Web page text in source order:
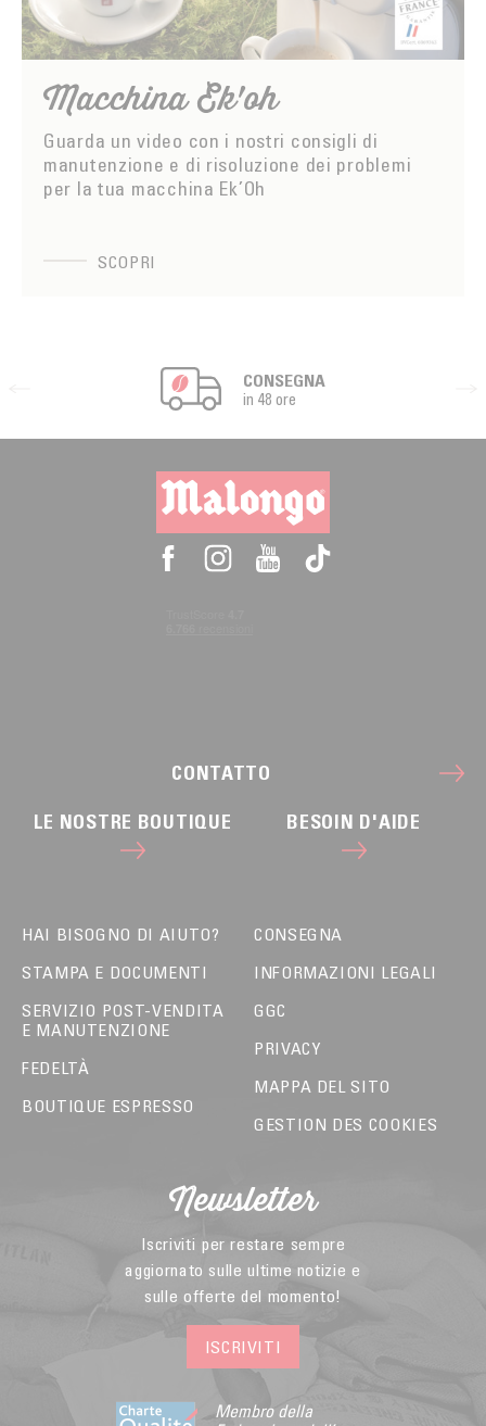
Macchina Ek'oh
Guarda un video con i nostri consigli di
manutenzione e di risoluzione dei problemi
per la tua macchina Ek’Oh
SCOPRI
CONSEGNA
in 48 ore
CONTATTO
LE NOSTRE BOUTIQUE BESOIN D'AIDE
HAI BISOGNO DI AIUTO?
STAMPA E DOCUMENTI
SERVIZIO POST-VENDITA
E MANUTENZIONE
FEDELTÀ
BOUTIQUE ESPRESSO
CONSEGNA
INFORMAZIONI LEGALI
GGC
PRIVACY
MAPPA DEL SITO
GESTION DES COOKIES
Newsletter
Iscriviti per restare sempre
aggiornato sulle ultime notizie e
sulle offerte del momento!
ISCRIVITI
Membro della